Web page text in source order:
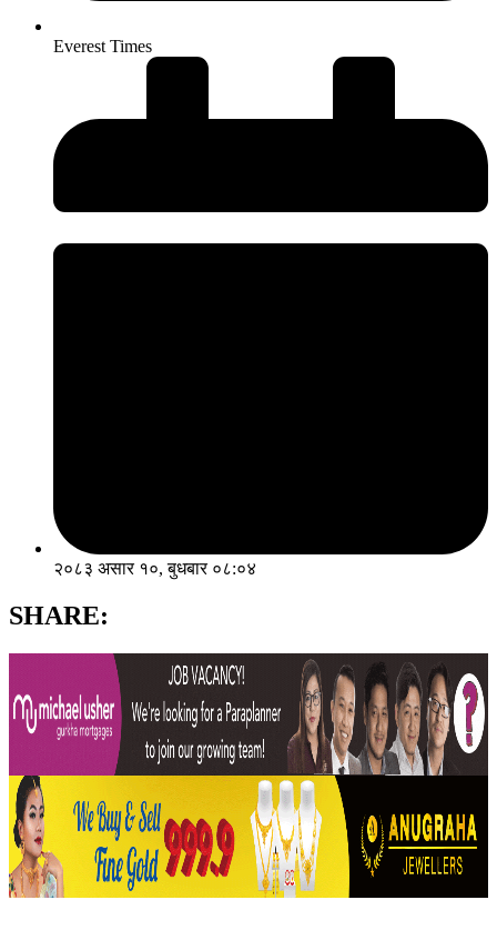
Everest Times
२०८३ असार १०, बुधबार ०८:०४
SHARE: